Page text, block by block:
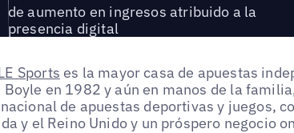
de aumento en ingresos atribuido a la
presencia digital
Sports es la mayor casa de apuestas
Boyle en 1982 y aún en manos de la
de apuestas deportivas y juegos,
y el Reino Unido y un próspero negocio